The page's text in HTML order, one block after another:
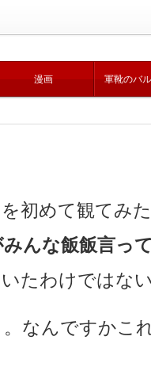
漫画 軍靴のバ
初めて観てみ
んな飯飯言っ
たわけではな
なんですかこ